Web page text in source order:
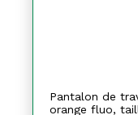
Pantalon de
orange fluo,